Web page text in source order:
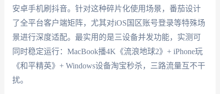
安卓手机刷抖音。针对这种碎片化使用场景，番茄设计
了全平台客户端矩阵，尤其对iOS国区账号登录等特殊场
景进行深度适配。最实用的是三设备并发功能，实测可
同时稳定运行：MacBook播4K《流浪地球2》+ iPhone玩
《和平精英》+ Windows设备淘宝秒杀，三路流量互不干
扰。